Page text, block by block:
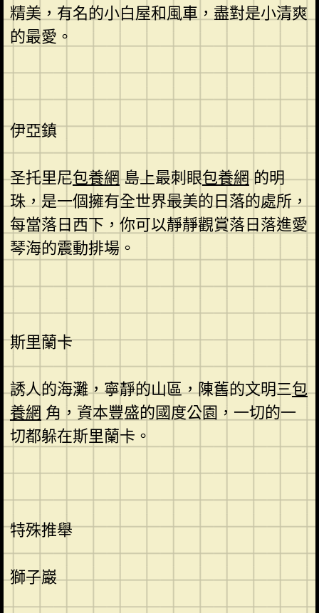
精美，有名的小白屋和風車，盡對是小清爽
的最愛。
伊亞鎮
圣托里尼包養網島上最刺眼包養網的明
珠，是一個擁有全世界最美的日落的處所，
每當落日西下，你可以靜靜觀賞落日落進愛
琴海的震動排場。
斯里蘭卡
誘人的海灘，寧靜的山區，陳舊的文明三包
養網 角，資本豐盛的國度公園，一切的一
切都躲在斯里蘭卡。
特殊推舉
獅子巖